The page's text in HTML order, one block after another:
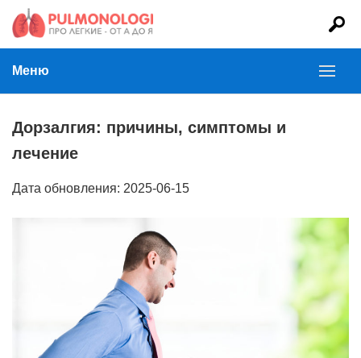
Меню
Дорзалгия: причины, симптомы и
лечение
Дата обновления: 2025-06-15